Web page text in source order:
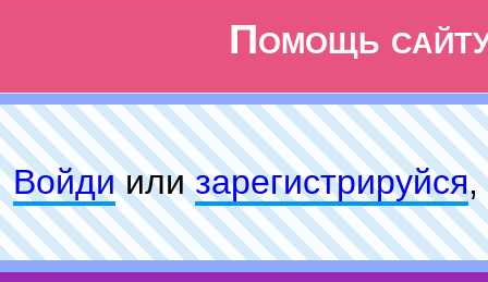
Помощь
Войдиилизарeгиcтpируйся,